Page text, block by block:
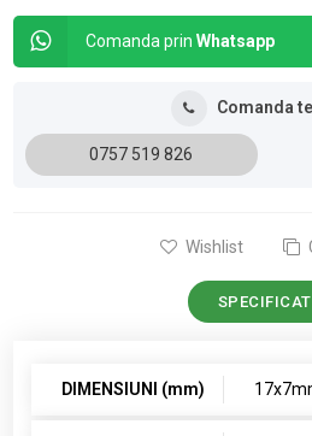
Comanda prinWhatsapp
Comanda
0757 519 826
Wishlist
DIMENSIUNI (mm)